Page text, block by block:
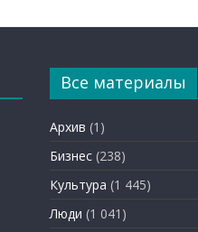
Все материалы
Архив (1)
Бизнес (238)
Культура (1 445)
Люди (1 041)